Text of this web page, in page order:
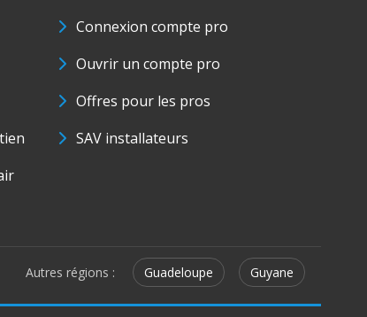
Connexion compte pro
Ouvrir un compte pro
Offres pour les pros
SAV installateurs
Autres régions : Guadeloupe Guyane